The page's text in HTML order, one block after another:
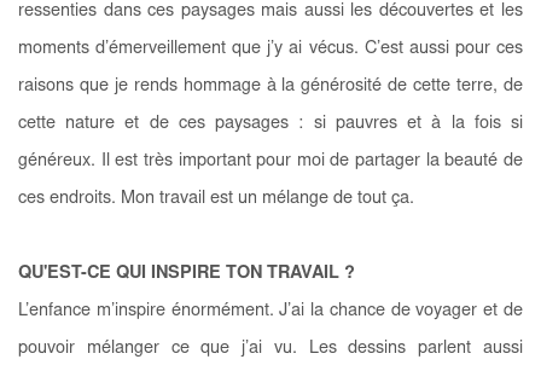
ressenties dans ces paysages mais aussi les découvertes et les
moments d’émerveillement que j’y ai vécus. C’est aussi pour ces
raisons que je rends hommage à la générosité de cette terre, de
cette nature et de ces paysages : si pauvres et à la fois si
généreux. Il est très important pour moi de partager la beauté de
ces endroits. Mon travail est un mélange de tout ça.
QU'EST-CE QUI INSPIRE TON TRAVAIL ?
L’enfance m’inspire énormément. J’ai la chance de voyager et de
pouvoir mélanger ce que j’ai vu. Les dessins parlent aussi